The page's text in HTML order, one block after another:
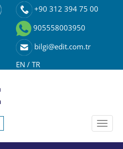
+90 312 394 75 00
905558003950
bilgi@edit.com.tr
EN / TR
Toggle